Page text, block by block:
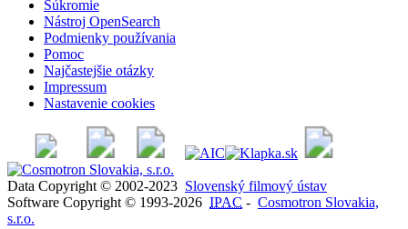
Súkromie
Nástroj OpenSearch
Podmienky používania
Pomoc
Najčastejšie otázky
Impressum
Nastavenie cookies
Data Copyright © 2002-2023 Slovenský filmový ústav
Software Copyright © 1993-2026 IPAC - Cosmotron Slovakia,
s.r.o.